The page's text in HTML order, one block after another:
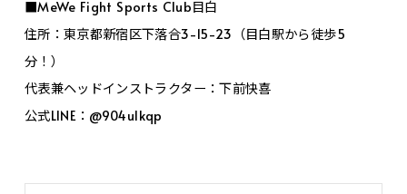
■MeWe Fight Sports Club目白
住所：東京都新宿区下落合3-15-23（目白駅から徒歩5
分！）
代表兼ヘッドインストラクター：下前快喜
公式LINE：@904ulkqp